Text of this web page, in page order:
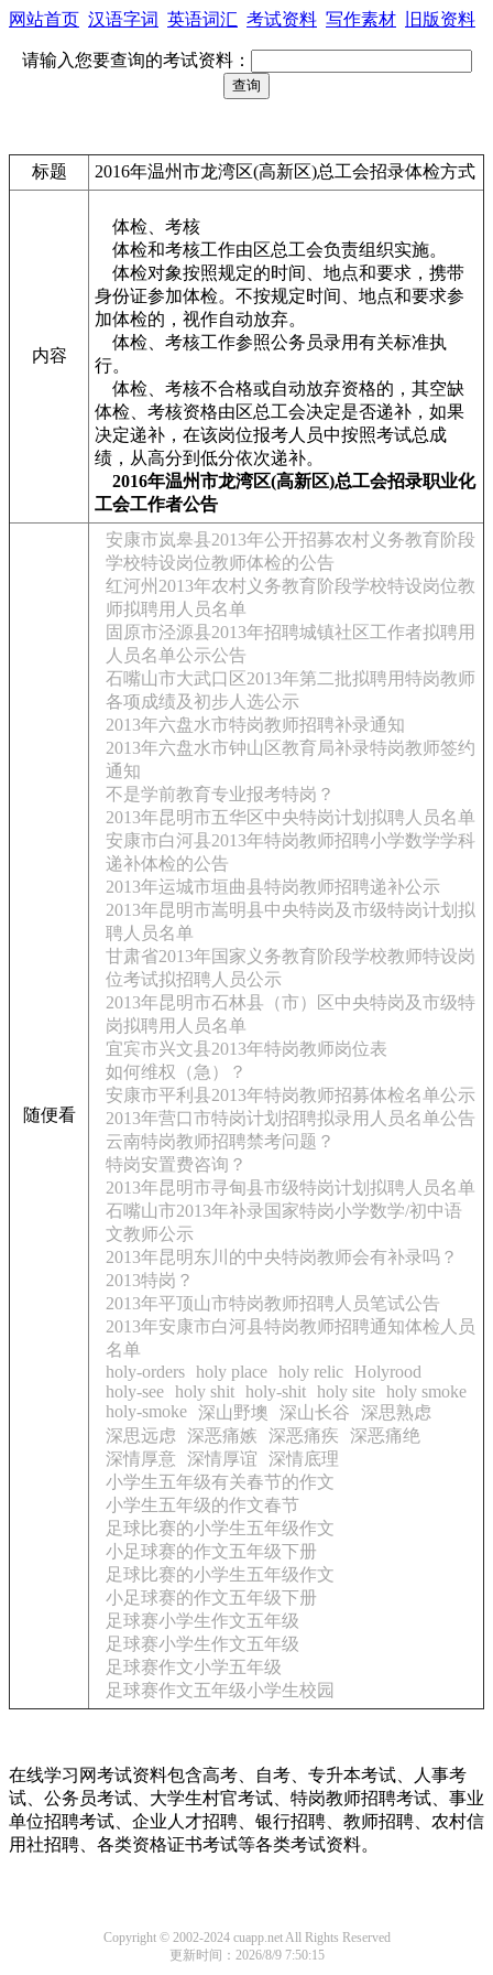
网站首页 汉语字词 英语词汇 考试资料 写作素材 旧版资料
请输入您要查询的考试资料：
标题 2016年温州市龙湾区(高新区)总工会招录体检方式
内容
体检、考核
体检和考核工作由区总工会负责组织实施。
体检对象按照规定的时间、地点和要求，携带
身份证参加体检。不按规定时间、地点和要求参
加体检的，视作自动放弃。
体检、考核工作参照公务员录用有关标准执
行。
体检、考核不合格或自动放弃资格的，其空缺
体检、考核资格由区总工会决定是否递补，如果
决定递补，在该岗位报考人员中按照考试总成
绩，从高分到低分依次递补。
2016年温州市龙湾区(高新区)总工会招录职业化
工会工作者公告
随便看
安康市岚皋县2013年公开招募农村义务教育阶段
学校特设岗位教师体检的公告
红河州2013年农村义务教育阶段学校特设岗位教
师拟聘用人员名单
固原市泾源县2013年招聘城镇社区工作者拟聘用
人员名单公示公告
石嘴山市大武口区2013年第二批拟聘用特岗教师
各项成绩及初步人选公示
2013年六盘水市特岗教师招聘补录通知
2013年六盘水市钟山区教育局补录特岗教师签约
通知
不是学前教育专业报考特岗？
2013年昆明市五华区中央特岗计划拟聘人员名单
安康市白河县2013年特岗教师招聘小学数学学科
递补体检的公告
2013年运城市垣曲县特岗教师招聘递补公示
2013年昆明市嵩明县中央特岗及市级特岗计划拟
聘人员名单
甘肃省2013年国家义务教育阶段学校教师特设岗
位考试拟招聘人员公示
2013年昆明市石林县（市）区中央特岗及市级特
岗拟聘用人员名单
宜宾市兴文县2013年特岗教师岗位表
如何维权（急）？
安康市平利县2013年特岗教师招募体检名单公示
2013年营口市特岗计划招聘拟录用人员名单公告
云南特岗教师招聘禁考问题？
特岗安置费咨询？
2013年昆明市寻甸县市级特岗计划拟聘人员名单
石嘴山市2013年补录国家特岗小学数学/初中语
文教师公示
2013年昆明东川的中央特岗教师会有补录吗？
2013特岗？
2013年平顶山市特岗教师招聘人员笔试公告
2013年安康市白河县特岗教师招聘通知体检人员
名单
holy-orders holy place holy relic
Holyrood
holy-see holy shit holy-shit holy site holy smoke
holy-smoke 深山野墺 深山长谷
深思熟虑
深思远虑
深恶痛嫉 深恶痛疾
深恶痛绝
深情厚意
深情厚谊
深情底理
小学生五年级有关春节的作文
小学生五年级的作文春节
足球比赛的小学生五年级作文
小足球赛的作文五年级下册
足球比赛的小学生五年级作文
小足球赛的作文五年级下册
足球赛小学生作文五年级
足球赛小学生作文五年级
足球赛作文小学五年级
足球赛作文五年级小学生校园
在线学习网考试资料包含高考、自考、专升本考试、人事考
试、公务员考试、大学生村官考试、特岗教师招聘考试、事业
单位招聘考试、企业人才招聘、银行招聘、教师招聘、农村信
用社招聘、各类资格证书考试等各类考试资料。
Copyright © 2002-2024 cuapp.net All Rights Reserved
更新时间：2026/8/9 7:50:15